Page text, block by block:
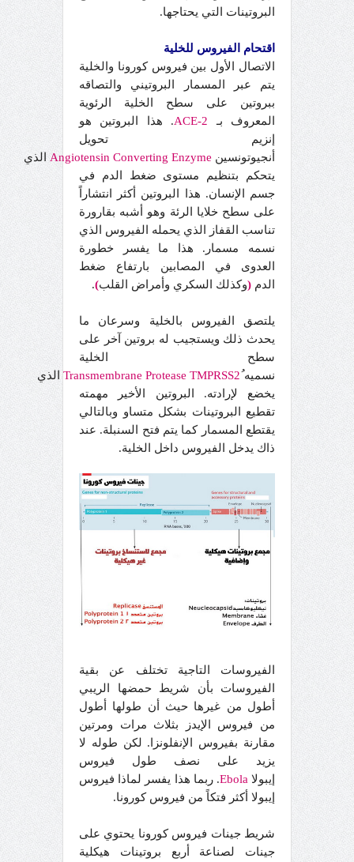
البروتينات التي يحتاجها.
اقتحام الفيروس للخلية
الاتصال الأول بين فيروس كورونا والخلية
يتم عبر المسمار البروتيني والتصاقه
ببروتين على سطح الخلية الرئوية
المعروف بـ ACE-2. هذا البروتين هو
إنزيم تحويل
أنجيوتونسين
Angiotensin Converting Enzyme
الذي
يتحكم بتنظيم مستوى ضغط الدم في
جسم الإنسان. هذا البروتين أكثر انتشاراً
على سطح خلايا الرئة وهو أشبه بقارورة
تناسب القفاز الذي يحمله الفيروس الذي
نسمه مسمار. هذا ما يفسر خطورة
العدوى في المصابين بارتفاع ضغط
الدم (وكذلك السكري وأمراض القلب)
.
يلتصق الفيروس بالخلية وسرعان ما
يحدث ذلك ويستجيب له بروتين آخر على
سطح الخلية
نسميه
Protease TMPRSS2
الذي
يخضع لإرادته. البروتين الأخير مهمته
تقطيع البروتينات بشكل متساو وبالتالي
يقتطع المسمار كما يتم فتح السنبلة. عند
ذاك يدخل الفيروس داخل الخلية.
الفيروسات التاجية تختلف عن بقية
الفيروسات بأن شريط حمضها الريبي
أطول من غيرها حيث أن طولها أطول
من فيروس الإيدز بثلاث مرات ومرتين
مقارنة بفيروس الإنفلونزا. لكن طوله لا
يزيد على نصف طول فيروس
إيبولا Ebola. ربما هذا يفسر لماذا فيروس
إيبولا أكثر فتكاً من فيروس كورونا.
شريط جينات فيروس كورونا يحتوي على
جينات لصناعة أربع بروتينات هيكلية